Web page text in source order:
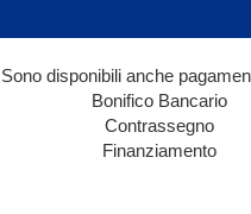
Sono disponibili anche
Bonifico Bancario
Contrassegno
Finanziamento